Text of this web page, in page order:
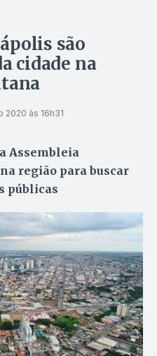
são
cidade na
2020 às 16h31
Assembleia
região para buscar
públicas